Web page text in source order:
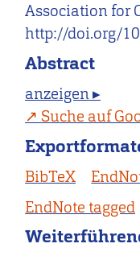
Association for
http://doi.org/
Abstract
anzeigen ▸
Suche auf
BibTeX
EndNote tagged